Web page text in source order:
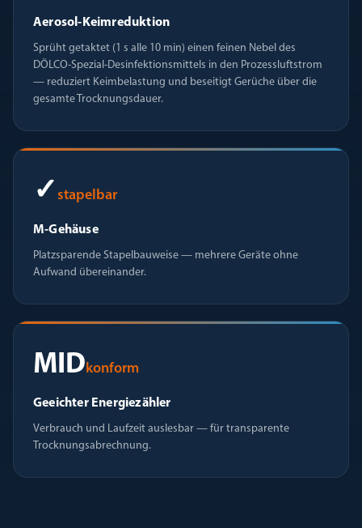
Aerosol-Keimreduktion
Sprüht getaktet (1 s alle 10 min) einen feinen Nebel des
DÖLCO-Spezial-Desinfektionsmittels in den Prozessluftstrom
— reduziert Keimbelastung und beseitigt Gerüche über die
gesamte Trocknungsdauer.
✓ stapelbar
M-Gehäuse
Platzsparende Stapelbauweise — mehrere Geräte ohne
Aufwand übereinander.
MIDkonform
Geeichter Energiezähler
Verbrauch und Laufzeit auslesbar — für transparente
Trocknungsabrechnung.